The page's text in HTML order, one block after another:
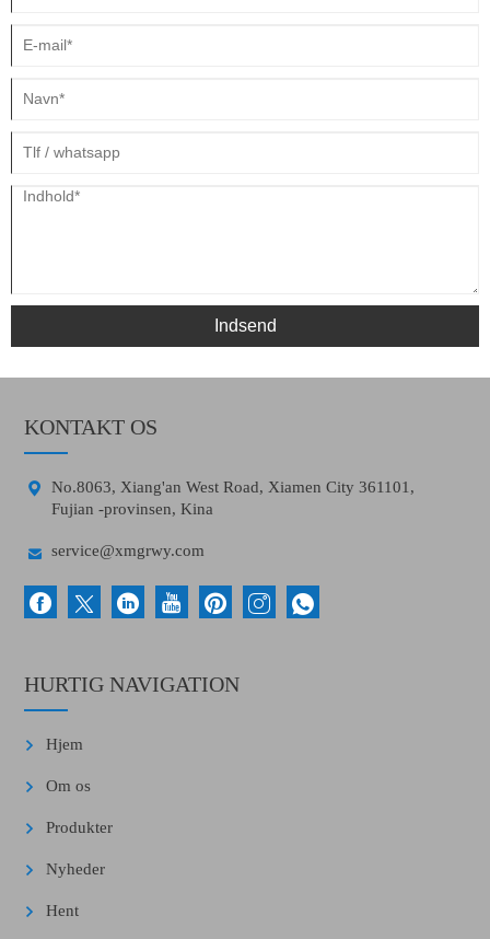
Indsend
KONTAKT OS

No.8063, Xiang'an West Road, Xiamen City 361101,
Fujian -provinsen, Kina
 service@xmgrwy.com
HURTIG NAVIGATION
Hjem
Om os
Produkter
Nyheder
Hent